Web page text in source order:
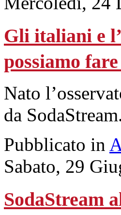
Gli italiani e
possiamo
Nato
da
Pubblicato in
Sabato, 29
SodaStream